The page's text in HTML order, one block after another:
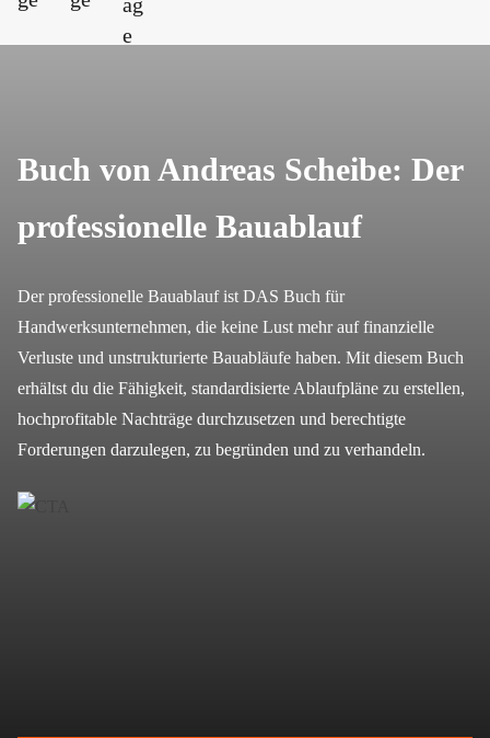
Buch von Andreas Scheibe: Der
professionelle Bauablauf
Der professionelle Bauablauf ist DAS Buch für
Handwerksunternehmen, die keine Lust mehr auf finanzielle
Verluste und unstrukturierte Bauabläufe haben. Mit diesem Buch
erhältst du die Fähigkeit, standardisierte Ablaufpläne zu erstellen,
hochprofitable Nachträge durchzusetzen und berechtigte
Forderungen darzulegen, zu begründen und zu verhandeln.